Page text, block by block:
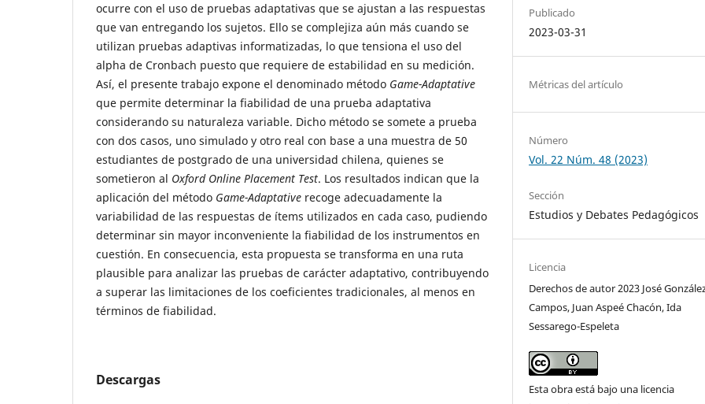
ocurre con el uso de pruebas adaptativas que se ajustan a las respuestas
que van entregando los sujetos. Ello se complejiza aún más cuando se
utilizan pruebas adaptivas informatizadas, lo que tensiona el uso del
alpha de Cronbach puesto que requiere de estabilidad en su medición.
Así, el presente trabajo expone el denominado método Game-Adaptative
que permite determinar la fiabilidad de una prueba adaptativa
considerando su naturaleza variable. Dicho método se somete a prueba
con dos casos, uno simulado y otro real con base a una muestra de 50
estudiantes de postgrado de una universidad chilena, quienes se
sometieron al Oxford Online Placement Test. Los resultados indican que la
aplicación del método Game-Adaptative recoge adecuadamente la
variabilidad de las respuestas de ítems utilizados en cada caso, pudiendo
determinar sin mayor inconveniente la fiabilidad de los instrumentos en
cuestión. En consecuencia, esta propuesta se transforma en una ruta
plausible para analizar las pruebas de carácter adaptativo, contribuyendo
a superar las limitaciones de los coeficientes tradicionales, al menos en
términos de fiabilidad.
Descargas
Publicado
2023-03-31
Métricas del artículo
Número
Vol. 22 Núm. 48 (2023)
Sección
Estudios y Debates Pedagógicos
Licencia
Derechos de autor 2023 José
Campos, Juan Aspeé Chacón, Ida
Sessarego-Espeleta
Esta obra está bajo una licencia